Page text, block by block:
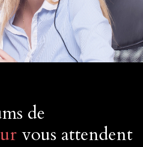
de
vous attendent